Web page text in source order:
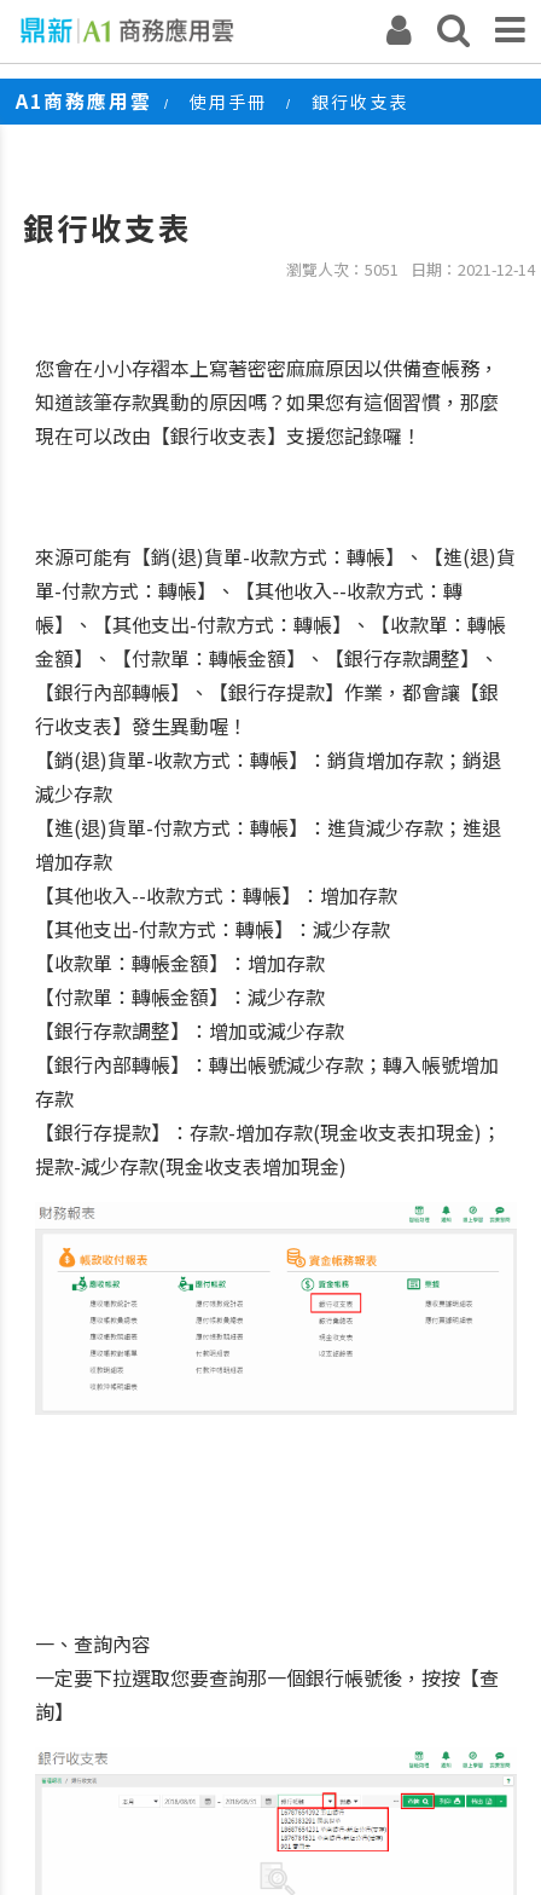
A1商務應用雲 / 使用手冊 / 銀行收支表
銀行收支表
瀏覽人次：5051 日期：2021-12-14
您會在小小存褶本上寫著密密麻麻原因以供備查帳務，
知道該筆存款異動的原因嗎？如果您有這個習慣，那麼
現在可以改由【銀行收支表】支援您記錄囉！
來源可能有【銷(退)貨單-收款方式：轉帳】、【進(退)貨
單-付款方式：轉帳】、【其他收入--收款方式：轉
帳】、【其他支出-付款方式：轉帳】、【收款單：轉帳
金額】、【付款單：轉帳金額】、【銀行存款調整】、
【銀行內部轉帳】、【銀行存提款】作業，都會讓【銀
行收支表】發生異動喔！
【銷(退)貨單-收款方式：轉帳】：銷貨增加存款；銷退
減少存款
【進(退)貨單-付款方式：轉帳】：進貨減少存款；進退
增加存款
【其他收入--收款方式：轉帳】：增加存款
【其他支出-付款方式：轉帳】：減少存款
【收款單：轉帳金額】：增加存款
【付款單：轉帳金額】：減少存款
【銀行存款調整】：增加或減少存款
【銀行內部轉帳】：轉出帳號減少存款；轉入帳號增加
存款
【銀行存提款】：存款-增加存款(現金收支表扣現金)；
提款-減少存款(現金收支表增加現金)
一、查詢內容
一定要下拉選取您要查詢那一個銀行帳號後，按按【查
詢】